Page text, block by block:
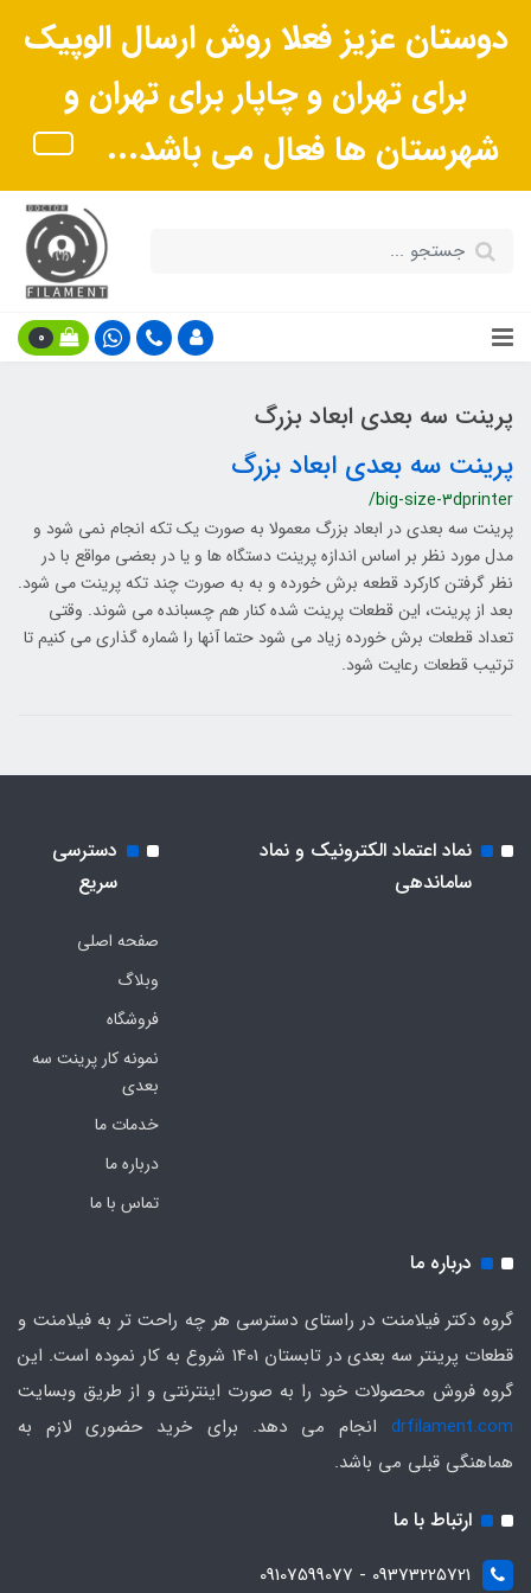
دوستان عزیز فعلا روش ارسال الوپیک
برای تهران و چاپار برای تهران و
شهرستان ها فعال می باشد...
0
پرینت سه بعدی ابعاد بزرگ
پرینت سه بعدی ابعاد بزرگ
/big-size-3dprinter
پرینت سه بعدی در ابعاد بزرگ معمولا به صورت یک تکه انجام نمی شود و
مدل مورد نظر بر اساس اندازه پرینت دستگاه ها و یا در بعضی مواقع با در
نظر گرفتن کارکرد قطعه برش خورده و به به صورت چند تکه پرینت می شود.
بعد از پرینت، این قطعات پرینت شده کنار هم چسبانده می شوند. وقتی
تعداد قطعات برش خورده زیاد می شود حتما آنها را شماره گذاری می کنیم تا
ترتیب قطعات رعایت شود.
نماد اعتماد الکترونیک و نماد
ساماندهی
دسترسی
سریع
صفحه اصلی
وبلاگ
فروشگاه
نمونه کار پرینت سه
بعدی
خدمات ما
درباره ما
تماس با ما
درباره ما
گروه دکتر فیلامنت در راستای دسترسی هر چه راحت تر به فیلامنت و
قطعات پرینتر سه بعدی در تابستان 1401 شروع به کار نموده است. این
گروه فروش محصولات خود را به صورت اینترنتی و از طریق وبسایت
drfilament.com انجام می دهد. برای خرید حضوری لازم به
هماهنگی قبلی می باشد.
ارتباط با ما
09373225721 - 09107599077